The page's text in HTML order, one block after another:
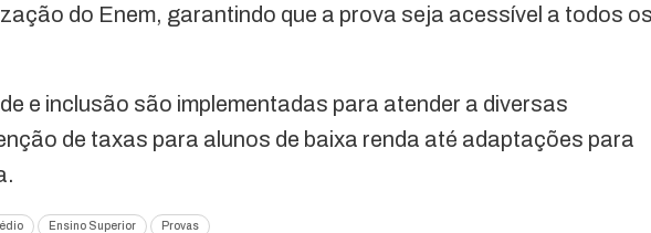
do Enem, garantindo que a prova seja acessível a todos
e inclusão são implementadas para atender a diversas
de taxas para alunos de baixa renda até adaptações para
Ensino Superior Provas